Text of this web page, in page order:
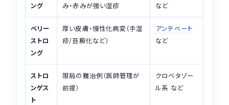
ング
み・赤みが強い湿疹
など
ベリー
ストロ
ング
厚い皮膚・慢性化病変（手湿
疹/苔癬化など）
アンテベート
など
ストロ
ンゲス
ト
限局の難治例（医師管理が
前提）
クロベタゾー
ル系 など